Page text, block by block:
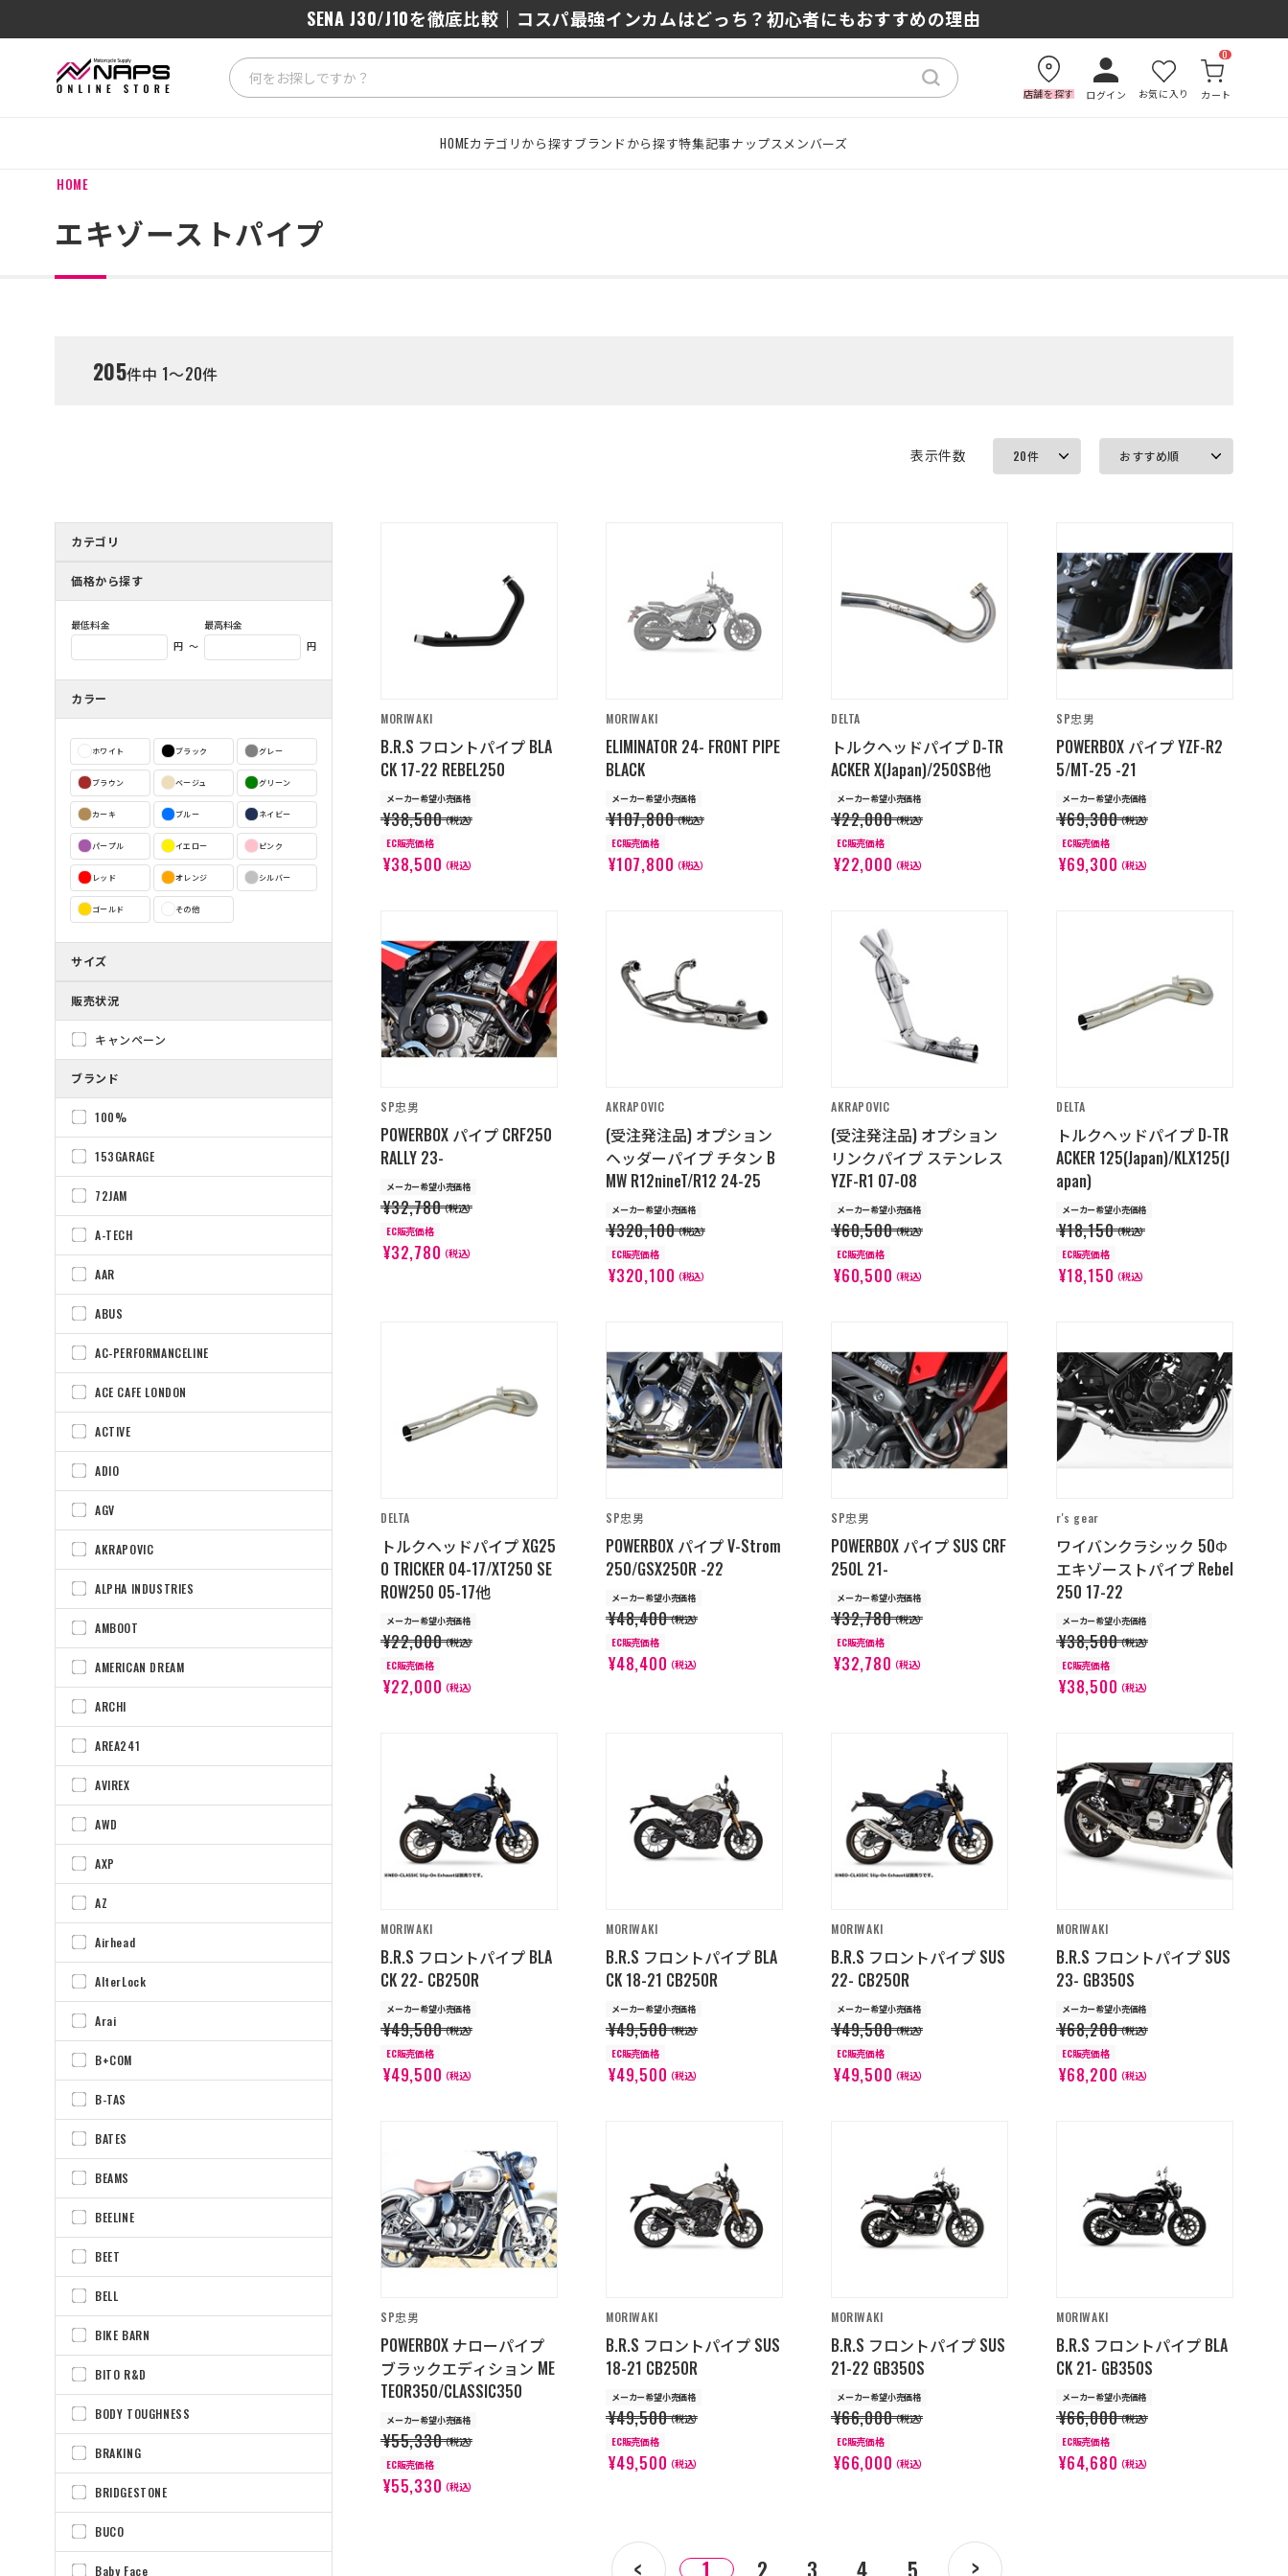
SENA J30/J10を徹底比較｜コスパ最強インカムはどっち？初心者にもおすすめの理由
店舗を探す ログイン お気に入り カート
0
HOMEカテゴリから探すブランドから探す特集記事ナップスメンバーズ
HOME
エキゾーストパイプ
205件中 1～20件
表示件数
カテゴリ
価格から探す
最低料金
円 ～
最高料金
円
カラー
ホワイト ブラック グレー
ブラウン ベージュ グリーン
カーキ ブルー ネイビー
パープル イエロー ピンク
レッド オレンジ シルバー
ゴールド その他
サイズ
販売状況
キャンペーン
ブランド
100%
153GARAGE
72JAM
A-TECH
AAR
ABUS
AC-PERFORMANCELINE
ACE CAFE LONDON
ACTIVE
ADIO
AGV
AKRAPOVIC
ALPHA INDUSTRIES
AMBOOT
AMERICAN DREAM
ARCHI
AREA241
AVIREX
AWD
AXP
AZ
Airhead
AlterLock
Arai
B+COM
B-TAS
BATES
BEAMS
BEELINE
BEET
BELL
BIKE BARN
BITO R&D
BODY TOUGHNESS
BRAKING
BRIDGESTONE
BUCO
Baby Face
MORIWAKI
B.R.S フロントパイプ BLA
CK 17-22 REBEL250
メーカー希望小売価格
¥38,500（税込）
EC販売価格
¥38,500（税込）
MORIWAKI
ELIMINATOR 24- FRONT PIPE
BLACK
メーカー希望小売価格
¥107,800（税込）
EC販売価格
¥107,800（税込）
DELTA
トルクヘッドパイプ D-TR
ACKER X(Japan)/250SB他
メーカー希望小売価格
¥22,000（税込）
EC販売価格
¥22,000（税込）
SP忠男
POWERBOX パイプ YZF-R2
5/MT-25 -21
メーカー希望小売価格
¥69,300（税込）
EC販売価格
¥69,300（税込）
SP忠男
POWERBOX パイプ CRF250
RALLY 23-
メーカー希望小売価格
¥32,780（税込）
EC販売価格
¥32,780（税込）
AKRAPOVIC
(受注発注品) オプション
ヘッダーパイプ チタン B
MW R12nineT/R12 24-25
メーカー希望小売価格
¥320,100（税込）
EC販売価格
¥320,100（税込）
AKRAPOVIC
(受注発注品) オプション
リンクパイプ ステンレス
YZF-R1 07-08
メーカー希望小売価格
¥60,500（税込）
EC販売価格
¥60,500（税込）
DELTA
トルクヘッドパイプ D-TR
ACKER 125(Japan)/KLX125(J
apan)
メーカー希望小売価格
¥18,150（税込）
EC販売価格
¥18,150（税込）
DELTA
トルクヘッドパイプ XG25
0 TRICKER 04-17/XT250 SE
ROW250 05-17他
メーカー希望小売価格
¥22,000（税込）
EC販売価格
¥22,000（税込）
SP忠男
POWERBOX パイプ V-Strom
250/GSX250R -22
メーカー希望小売価格
¥48,400（税込）
EC販売価格
¥48,400（税込）
SP忠男
POWERBOX パイプ SUS CRF
250L 21-
メーカー希望小売価格
¥32,780（税込）
EC販売価格
¥32,780（税込）
r's gear
ワイバンクラシック 50Φ
エキゾーストパイプ Rebel
250 17-22
メーカー希望小売価格
¥38,500（税込）
EC販売価格
¥38,500（税込）
MORIWAKI
B.R.S フロントパイプ BLA
CK 22- CB250R
メーカー希望小売価格
¥49,500（税込）
EC販売価格
¥49,500（税込）
MORIWAKI
B.R.S フロントパイプ BLA
CK 18-21 CB250R
メーカー希望小売価格
¥49,500（税込）
EC販売価格
¥49,500（税込）
MORIWAKI
B.R.S フロントパイプ SUS
22- CB250R
メーカー希望小売価格
¥49,500（税込）
EC販売価格
¥49,500（税込）
MORIWAKI
B.R.S フロントパイプ SUS
23- GB350S
メーカー希望小売価格
¥68,200（税込）
EC販売価格
¥68,200（税込）
SP忠男
POWERBOX ナローパイプ
ブラックエディション ME
TEOR350/CLASSIC350
メーカー希望小売価格
¥55,330（税込）
EC販売価格
¥55,330（税込）
MORIWAKI
B.R.S フロントパイプ SUS
18-21 CB250R
メーカー希望小売価格
¥49,500（税込）
EC販売価格
¥49,500（税込）
MORIWAKI
B.R.S フロントパイプ SUS
21-22 GB350S
メーカー希望小売価格
¥66,000（税込）
EC販売価格
¥66,000（税込）
MORIWAKI
B.R.S フロントパイプ BLA
CK 21- GB350S
メーカー希望小売価格
¥66,000（税込）
EC販売価格
¥64,680（税込）
1 2 3 4 5